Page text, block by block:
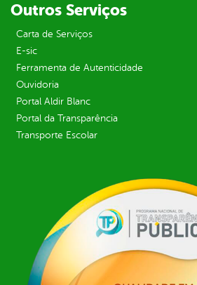
Outros Serviços
Carta de Serviços
E-sic
Ferramenta de Autenticidade
Ouvidoria
Portal Aldir Blanc
Portal da Transparência
Transporte Escolar